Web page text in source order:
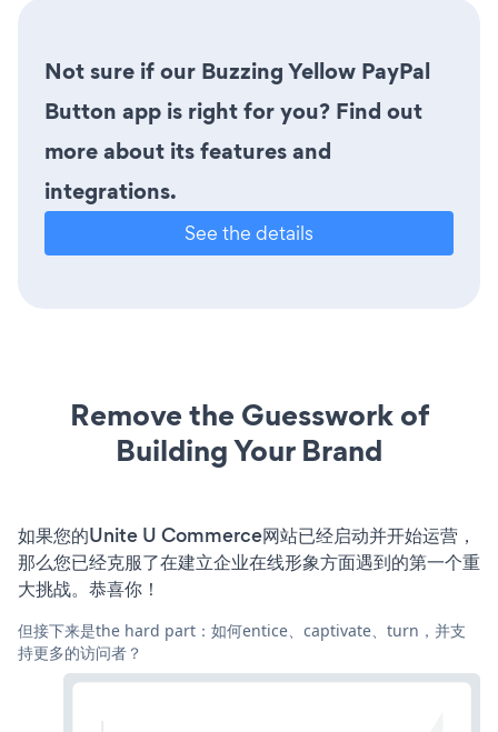
Not sure if our Buzzing Yellow PayPal
Button app is right for you? Find out
more about its features and
integrations.
See the details
Remove the Guesswork of
Building Your Brand
如果您的Unite U Commerce网站已经启动并开始运营，
那么您已经克服了在建立企业在线形象方面遇到的第一个重
大挑战。恭喜你！
但接下来是the hard part：如何entice、captivate、turn，并支
持更多的访问者？